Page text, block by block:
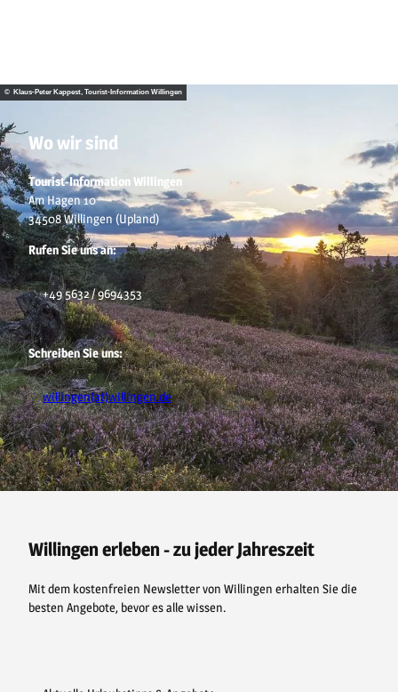
© Klaus-Peter Kappest, Tourist-Information Willingen
Wo wir sind
Tourist-Information Willingen
Am Hagen 10
34508 Willingen (Upland)
Rufen Sie uns an:
+49 5632 / 9694353
Schreiben Sie uns:
willingen(at)willingen.de
F
a
c
o
k
P
i
n
e
s
Y
o
u
e
I
n
s
r
a
Willingen erleben - zu jeder Jahreszeit
Mit dem kostenfreien Newsletter von Willingen erhalten Sie die
besten Angebote, bevor es alle wissen.